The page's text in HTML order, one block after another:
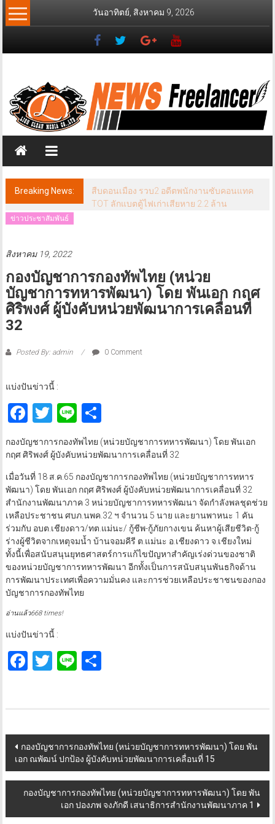
Skip
to
วันอาทิตย์, สิงหาคม 9, 2026
News
Freelancer
วส์
ฟรี
แลน
เซอร์
Breaking News:
สืบดอนเมือง รวบ2 อดีตพนักงานซับคอนแทค
TOT ลักแบตตู้ไฟเก่าเสียหาย 2.2 ล้าน
ข่าวประชาสัมพันธ์
สิงหาคม 19, 2022
กองบัญชาการกองทัพไทย (หน่วย
บัญชาการทหารพัฒนา) โดย พันเอก กฤศ
ศิริพงศ์ ผู้บังคับหน่วยพัฒนาการเคลื่อนที่
32
Posted By: admin 0 Comment
แบ่งปันข่าวนี้ :
Facebook
Twitter
LineShare
กองบัญชาการกองทัพไทย (หน่วยบัญชาการทหารพัฒนา) โดย พันเอก
กฤศ ศิริพงศ์ ผู้บังคับหน่วยพัฒนาการเคลื่อนที่ 32
เมื่อวันที่ 18 ส.ค.65 กองบัญชาการกองทัพไทย (หน่วยบัญชาการทหาร
พัฒนา) โดย พันเอก กฤศ ศิริพงศ์ ผู้บังคับหน่วยพัฒนาการเคลื่อนที่ 32
สำนักงานพัฒนาภาค 3 หน่วยบัญชาการทหารพัฒนา จัดกำลังพลชุดช่วย
เหลือประชาชน ศบภ.นพค.32 ฯ จำนวน 5 นาย และยานพาหนะ 1 คัน
ร่วมกับ อบต.เชียงดาว/ทต.แม่นะ/ กู้ชีพ-กู้ภัยกางเขน ค้นหาผู้เสียชีวิต-กู้
ร่างผู้ชีวิตจากเหตุจมน้ำ บ้านจอมคีรี ต.แม่นะ อ.เชียงดาว จ.เชียงใหม่
ทั้งนี้เพื่อสนับสนุนยุทธศาสตร์การแก้ไขปัญหาสำคัญเร่งด่วนของชาติ
ของหน่วยบัญชาการทหารพัฒนา อีกทั้งเป็นการสนับสนุนพันธกิจด้าน
การพัฒนาประเทศเพื่อความมั่นคง และการช่วยเหลือประชาชนของกอง
บัญชาการกองทัพไทย
อ่านแล้ว668 times!
แบ่งปันข่าวนี้ :
Facebook
Twitter
LineShare
Post
navigation
กองบัญชาการกองทัพไทย (หน่วยบัญชาการทหารพัฒนา) โดย พัน
เอก ณพัฒน์ ปกป้อง ผู้บังคับหน่วยพัฒนาการเคลื่อนที่ 15
กองบัญชาการกองทัพไทย (หน่วยบัญชาการทหารพัฒนา) โดย พัน
เอก ปองภพ จงภักดี เสนาธิการสำนักงานพัฒนาภาค 1